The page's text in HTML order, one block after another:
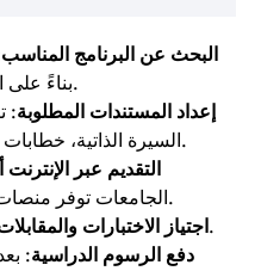
البحث عن البرنامج المناسب
بناءً على اهتماماتك وخططك المهنية.
إعداد المستندات المطلوبة:
السيرة الذاتية، خطابات التوصية، والبيان الشخصي.
التقديم عبر
الجامعات توفر منصات إلكترونية لتقديم الطلبات.
اجتياز الاختبارات : حسب متطلبات البرنامج.
دفع الرسوم الدراسية: